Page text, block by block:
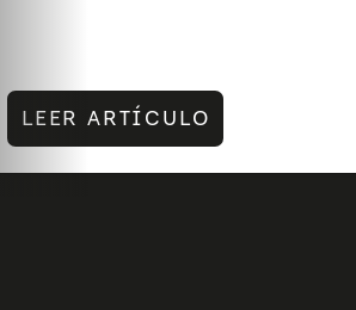
LEER ARTÍCULO